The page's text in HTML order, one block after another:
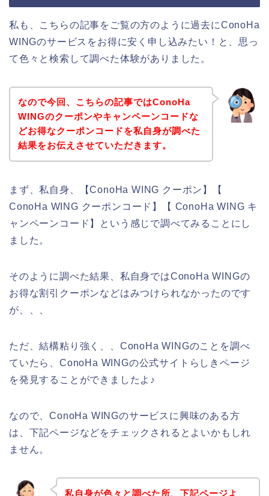
私も、こちらの記事をご覧の方のように過去にConoHa
WINGのサービスをお得に安く申し込みたい！と、思っ
て色々と検索して調べた体験がありました。
なので今回、こちらの記事ではConoHa
WINGのクーポンやキャンペーンコードな
どお得なクーポンコードを私自身が調べた
結果をお伝えさせていただきます。
まず、私自身、【ConoHa WING クーポン】【
ConoHa WING クーポンコード】【 ConoHa WING キ
ャンペーンコード】という感じで調べてみることにし
ました。
そのように調べた結果、私自身ではConoHa WINGの
お得な割引クーポンなどはみつけられなかったのです
が、、、
ただ、結構粘り強く、、ConoHa WINGのことを調べ
ていたら、ConoHa WINGの公式サイトらしきページ
を発見することができましたよ♪
なので、ConoHa WINGのサービスに興味のある方
は、下記ページなどをチェックされるとよいかもしれ
ません。
私自身が色々と調べた所、下記ページよ